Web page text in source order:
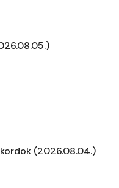
(2026.08.04.)